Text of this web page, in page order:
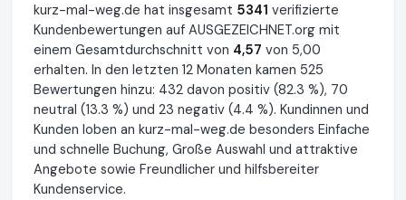
kurz-mal-weg.de hat insgesamt 5341 verifizierte
Kundenbewertungen auf AUSGEZEICHNET.org mit
einem Gesamtdurchschnitt von 4,57 von 5,00
erhalten. In den letzten 12 Monaten kamen 525
Bewertungen hinzu: 432 davon positiv (82.3 %), 70
neutral (13.3 %) und 23 negativ (4.4 %). Kundinnen und
Kunden loben an kurz-mal-weg.de besonders Einfache
und schnelle Buchung, Große Auswahl und attraktive
Angebote sowie Freundlicher und hilfsbereiter
Kundenservice.